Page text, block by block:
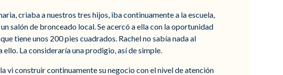
criaba a nuestros tres hijos, iba continuamente a la escuela,
salón de bronceado local. Se acercó a ella con la oportunidad
tiene unos 200 pies cuadrados. Rachel no sabía nada al
La consideraría una prodigio, así de simple.
vi construir continuamente su negocio con el nivel de atención